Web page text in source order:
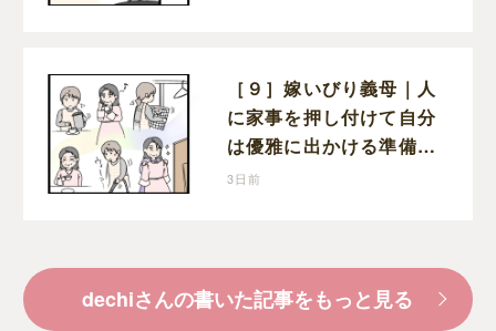
［９］嫁いびり義母｜人
に家事を押し付けて自分
は優雅に出かける準備。
嫁から時間もお金も搾取
3日前
dechiさんの書いた記事をもっと見る